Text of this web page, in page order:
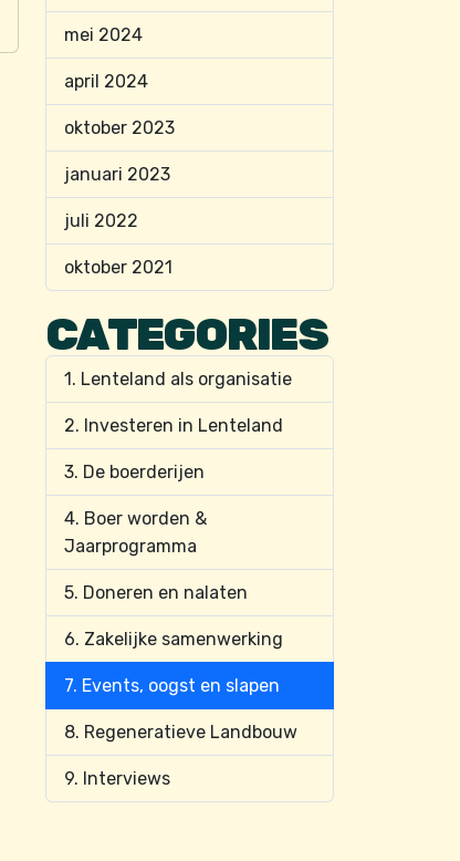
mei 2024
april 2024
oktober 2023
januari 2023
juli 2022
oktober 2021
CATEGORIES
1. Lenteland als organisatie
2. Investeren in Lenteland
3. De boerderijen
4. Boer worden &
Jaarprogramma
5. Doneren en nalaten
6. Zakelijke samenwerking
7. Events, oogst en slapen
8. Regeneratieve Landbouw
9. Interviews